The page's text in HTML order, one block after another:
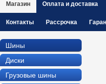
Магазин Оплата и доставка
Контакты Рассрочка
Шины
Диски
Грузовые шины